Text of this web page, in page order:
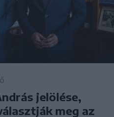
jelölése,
meg az